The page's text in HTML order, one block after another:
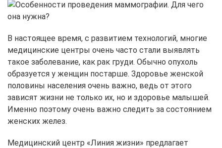
В настоящее время, с развитием технологий, многие
медицинские центры очень часто стали выявлять
такое заболевание, как рак груди. Обычно опухоль
образуется у женщин постарше. Здоровье женской
половины населения очень важно, ведь от этого
зависят жизни не только их, но и здоровье малышей.
Именно поэтому очень важно следить за состоянием
женских желез.
Медицинский центр «Линия жизни» предлагает